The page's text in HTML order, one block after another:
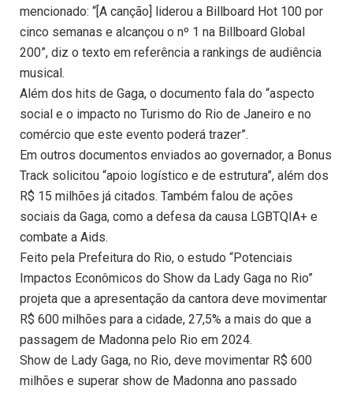
mencionado: “[A canção] liderou a Billboard Hot 100 por
cinco semanas e alcançou o nº 1 na Billboard Global
200”, diz o texto em referência a rankings de audiência
musical.
Além dos hits de Gaga, o documento fala do “aspecto
social e o impacto no Turismo do Rio de Janeiro e no
comércio que este evento poderá trazer”.
Em outros documentos enviados ao governador, a Bonus
Track solicitou “apoio logístico e de estrutura”, além dos
R$ 15 milhões já citados. Também falou de ações
sociais da Gaga, como a defesa da causa LGBTQIA+ e
combate a Aids.
Feito pela Prefeitura do Rio, o estudo “Potenciais
Impactos Econômicos do Show da Lady Gaga no Rio”
projeta que a apresentação da cantora deve movimentar
R$ 600 milhões para a cidade, 27,5% a mais do que a
passagem de Madonna pelo Rio em 2024.
Show de Lady Gaga, no Rio, deve movimentar R$ 600
milhões e superar show de Madonna ano passado